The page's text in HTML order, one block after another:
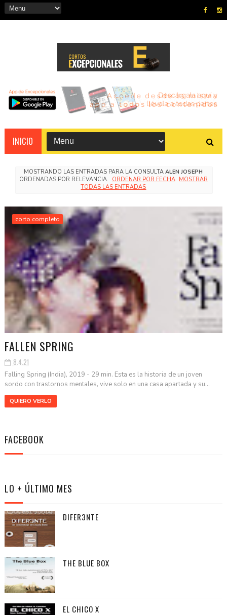
INICIO
MOSTRANDO LAS ENTRADAS PARA LA CONSULTAALEN JOSEPH
ORDENADAS POR RELEVANCIA. ORDENAR POR FECHA MOSTRAR
TODAS LAS ENTRADAS
corto completo
FALLEN SPRING
8.4.21
Falling Spring (India), 2019 - 29 min. Esta es la historia de un joven
sordo con trastornos mentales, vive solo en una casa apartada y su...
QUIERO VERLO
FACEBOOK
LO + ÚLTIMO MES
DIFER3NTE
THE BLUE BOX
EL CHICO X